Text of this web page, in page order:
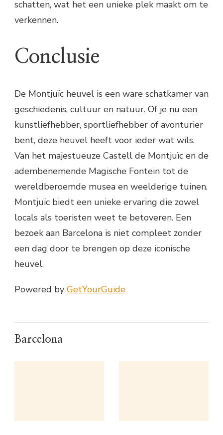
schatten, wat het een unieke plek maakt om te
verkennen.
Conclusie
De Montjuïc heuvel is een ware schatkamer van
geschiedenis, cultuur en natuur. Of je nu een
kunstliefhebber, sportliefhebber of avonturier
bent, deze heuvel heeft voor ieder wat wils.
Van het majestueuze Castell de Montjuïc en de
adembenemende Magische Fontein tot de
wereldberoemde musea en weelderige tuinen,
Montjuïc biedt een unieke ervaring die zowel
locals als toeristen weet te betoveren. Een
bezoek aan Barcelona is niet compleet zonder
een dag door te brengen op deze iconische
heuvel.
Powered by GetYourGuide
Barcelona